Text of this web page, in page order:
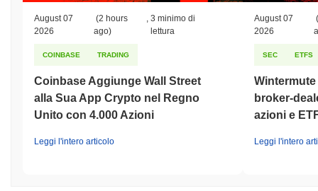
August 07
2026
(2 hours
ago)
,3 minimo di
lettura
COINBASE TRADING
Coinbase Aggiunge Wall Street
alla Sua App Crypto nel Regno
Unito con 4.000 Azioni
Leggi l'intero articolo
August 07
2026
SEC ETFS
broker-
azioni e
Leggi l'intero